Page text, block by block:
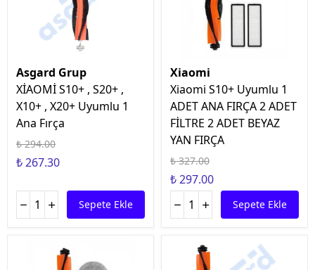
Asgard Grup
XİAOMİ S10+ , S20+ ,
X10+ , X20+ Uyumlu 1
Ana Fırça
₺ 294.00
₺ 267.30
Sepete Ekle
Xiaomi
Xiaomi S10+ Uyumlu 1
ADET ANA FIRÇA 2 ADET
FİLTRE 2 ADET BEYAZ
YAN FIRÇA
₺ 327.00
₺ 297.00
Sepete Ekle